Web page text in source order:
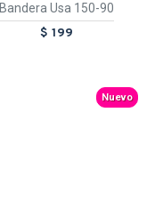
Bandera Usa 150-90
$ 199
Nuevo